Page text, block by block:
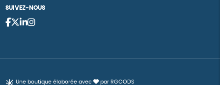
SUIVEZ-NOUS
Une boutique élaborée avec par RGOODS